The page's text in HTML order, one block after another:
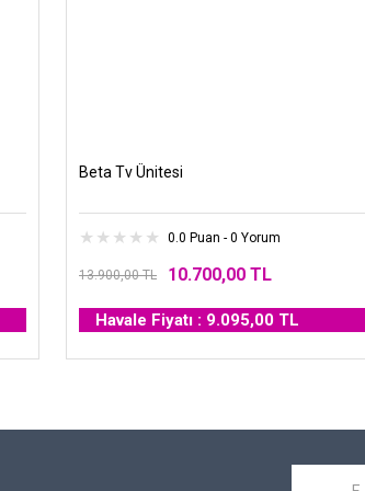
Beta Tv Ünitesi
0.0 Puan - 0 Yorum
13.900,00 TL 10.700,00 TL
Havale Fiyatı : 9.095,00 TL